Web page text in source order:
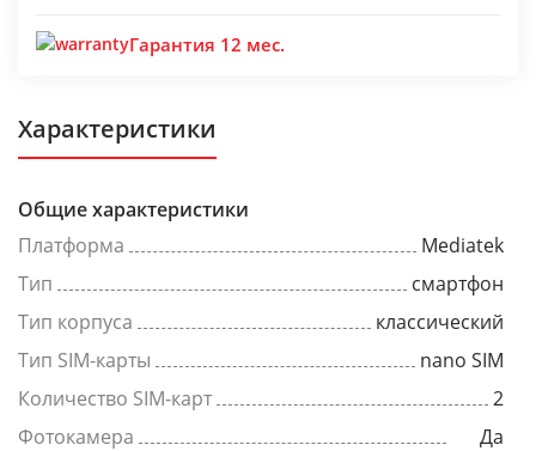
Гарантия 12 мес.
Характеристики
Общие характеристики
Платформа
Mediatek
Тип
смартфон
Тип корпуса
классический
Тип SIM-карты
nano SIM
Количество SIM-карт
2
Фотокамера
Да